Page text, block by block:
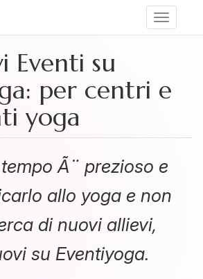
Toggle
Eventi su
per centri e
yoga
Ã¨ prezioso e
allo yoga e non
di nuovi allievi,
su Eventiyoga.